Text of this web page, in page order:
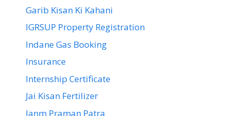
Garib Kisan Ki Kahani
IGRSUP Property Registration
Indane Gas Booking
Insurance
Internship Certificate
Jai Kisan Fertilizer
Janm Praman Patra